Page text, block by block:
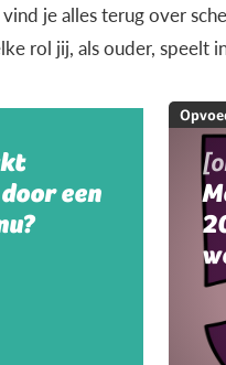
je alles terug over
rol jij, als ouder, speelt
een